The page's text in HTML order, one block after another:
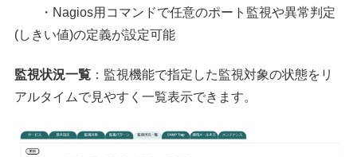
・Nagios用コマンドで任意のポート監視や異常判定
(しきい値)の定義が設定可能
監視状況一覧 ：監視機能で指定した監視対象の状態をリ
アルタイムで見やすく一覧表示できます。